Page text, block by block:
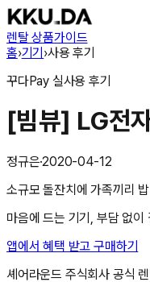
렌탈 상품가이드
홈›기기›사용 후기
꾸다Pay 실사용 후기
[빔뷰] LG전
정규은·2020-04-12
소규모 돌잔치에 가족끼리
마음에 드는 기기, 부담 없
앱에서 혜택 받고 구매하기
셰어라운드 주식회사 공식